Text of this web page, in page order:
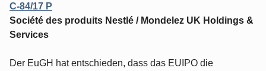
C-84/17 P
Société des produits Nestlé / Mondelez UK Holdings &
Services
Der EuGH hat entschieden, dass das EUIPO die